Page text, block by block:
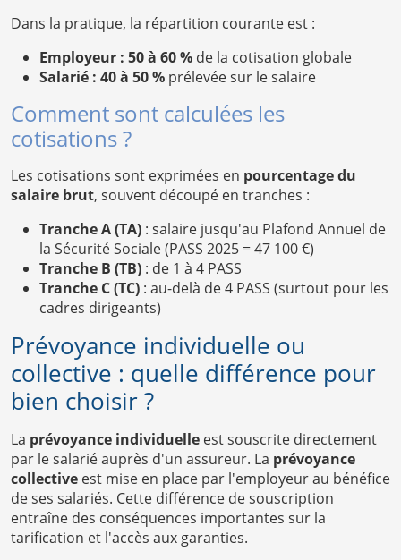
Dans la pratique, la répartition courante est :
Employeur : 50 à 60 % de la cotisation globale
Salarié : 40 à 50 % prélevée sur le salaire
Comment sont calculées les
cotisations ?
Les cotisations sont exprimées en pourcentage du
salaire brut, souvent découpé en tranches :
Tranche A (TA) : salaire jusqu'au Plafond Annuel de
la Sécurité Sociale (PASS 2025 = 47 100 €)
Tranche B (TB) : de 1 à 4 PASS
Tranche C (TC) : au-delà de 4 PASS (surtout pour les
cadres dirigeants)
Prévoyance individuelle ou
collective : quelle différence pour
bien choisir ?
La prévoyance individuelle est souscrite directement
par le salarié auprès d'un assureur. La prévoyance
collective est mise en place par l'employeur au bénéfice
de ses salariés. Cette différence de souscription
entraîne des conséquences importantes sur la
tarification et l'accès aux garanties.